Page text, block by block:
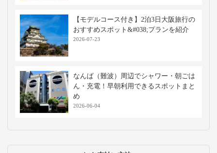
【モデルコース付き】2泊3日大阪旅行の
おすすめスポット&#038;プランを紹介
2026-07-23
なんば（難波）周辺でシャワー・朝ごは
ん・充電！早朝利用できるスポットまと
め
2026-06-04